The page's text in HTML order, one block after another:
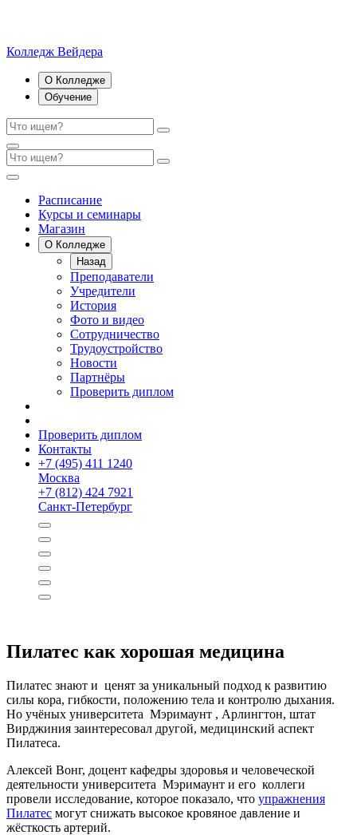
Колледж Вейдера
О Колледже
Обучение
Расписание
Курсы и семинары
Магазин
О Колледже
Назад
Преподаватели
Учредители
История
Фото и видео
Сотрудничество
Трудоустройство
Новости
Партнёры
Проверить диплом
Проверить диплом
Контакты
+7 (495) 411 1240
Москва
+7 (812) 424 7921
Санкт-Петербург
Пилатес как хорошая медицин­а
Пилатес знают и ценят за уникальный подход к развитию
силы кора, гибкости, положению тела и контролю дыхания.
Но учёных университета Мэримаунт , Арлингтон, штат
Вирджиния заинтересовал другой, медицин­ский аспект
Пилатеса.
Алексей Вонг, доцент кафедры здоровья и человеческой
деятельности университета Мэримаунт и его коллеги
провели исследование, которое показало, что упражнения
Пилатес могут снижать высокое кровяное давление и
жёсткость артерий.